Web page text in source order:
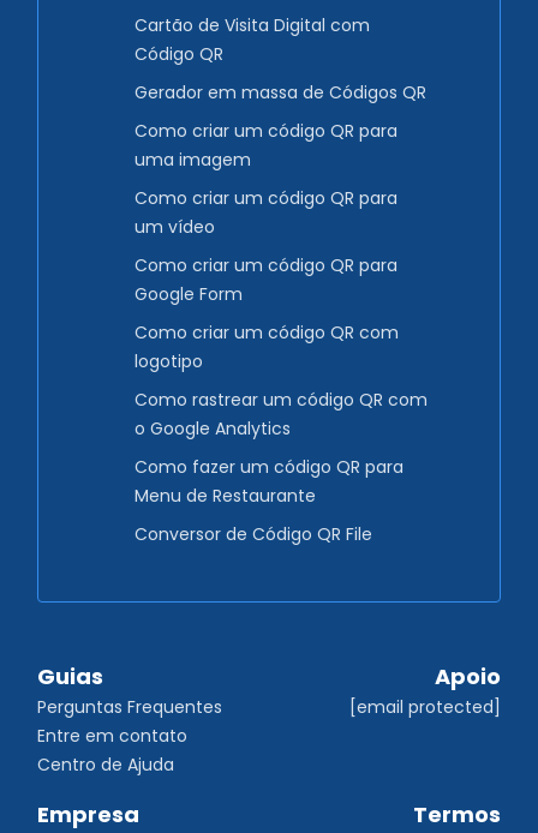
Cartão de Visita Digital com
Código QR
Gerador em massa de Códigos QR
Como criar um código QR para
uma imagem
Como criar um código QR para
um vídeo
Como criar um código QR para
Google Form
Como criar um código QR com
logotipo
Como rastrear um código QR com
o Google Analytics
Como fazer um código QR para
Menu de Restaurante
Conversor de Código QR File
Guias
Perguntas Frequentes
Entre em contato
Centro de Ajuda
Apoio
[email protected]
Empresa Termos